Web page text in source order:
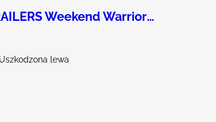
Weekend Warrior
lewa